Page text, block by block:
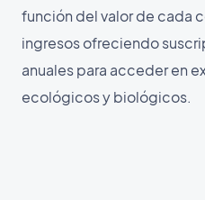
función del valor de cada
ingresos ofreciendo
anuales para acceder en
ecológicos y biológicos.